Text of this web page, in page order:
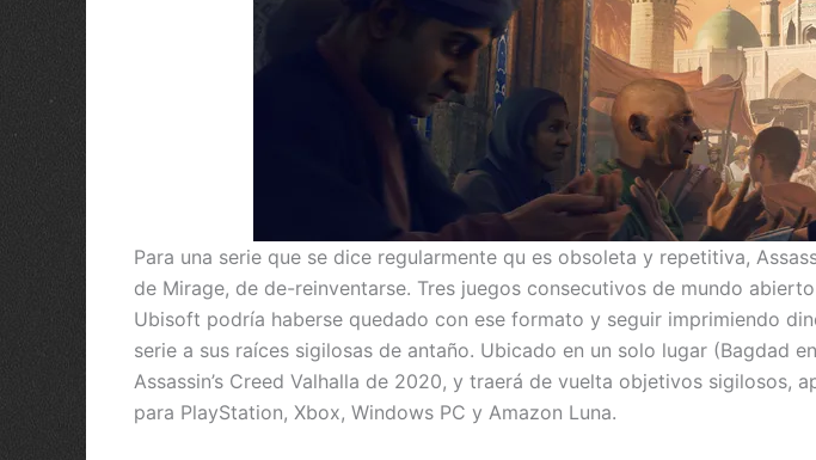
Para una serie que se dice regularmente qu es obsoleta y repetitiva,
de Mirage, de de-reinventarse. Tres juegos consecutivos de mundo
Ubisoft podría haberse quedado con ese formato y seguir imprimiendo
serie a sus raíces sigilosas de antaño. Ubicado en un solo lugar (Bagdad
Assassin’s Creed Valhalla de 2020, y traerá de vuelta objetivos sigilosos,
para PlayStation, Xbox, Windows PC y Amazon Luna.